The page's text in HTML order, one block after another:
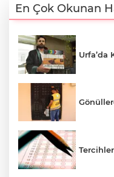
En Çok Okunan
Urfa’da